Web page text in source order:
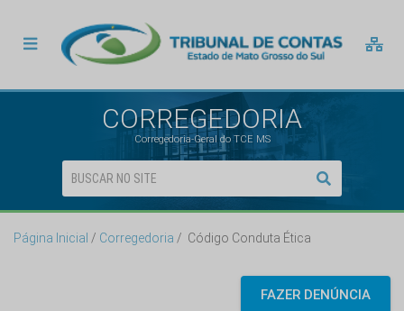
CORREGEDORIA
Corregedoria-Geral do TCE MS
Página Inicial Corregedoria Código Conduta Ética
FAZER DENÚNCIA